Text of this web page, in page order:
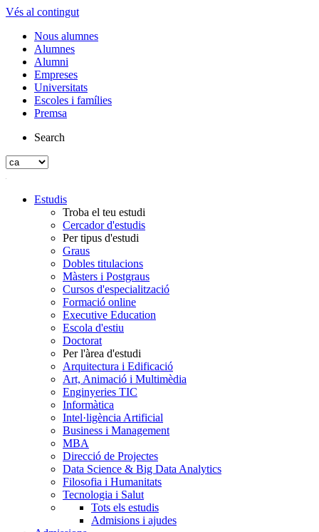
Vés al contingut
Nous alumnes
Alumnes
Alumni
Empreses
Universitats
Escoles i famílies
Premsa
Search
Estudis
Troba el teu estudi
Cercador d'estudis
Per tipus d'estudi
Graus
Dobles titulacions
Màsters i Postgraus
Cursos d'especialització
Formació online
Executive Education
Escola d'estiu
Doctorat
Per l'àrea d'estudi
Arquitectura i Edificació
Art, Animació i Multimèdia
Enginyeries TIC
Informàtica
Intel·ligència Artificial
Business i Management
MBA
Direcció de Projectes
Data Science & Big Data Analytics
Filosofia i Humanitats
Tecnologia i Salut
Tots els estudis
Admisions i ajudes